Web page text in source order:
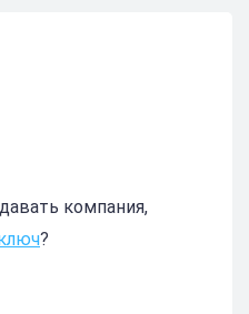
компания,
?